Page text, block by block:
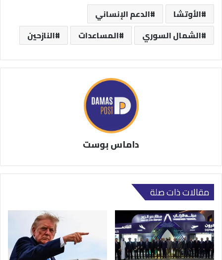
الأوتشا
الدعم الإنساني
الشمال السوري
المساعدات النازحين
داماس بوست
مقالات ذات صلة